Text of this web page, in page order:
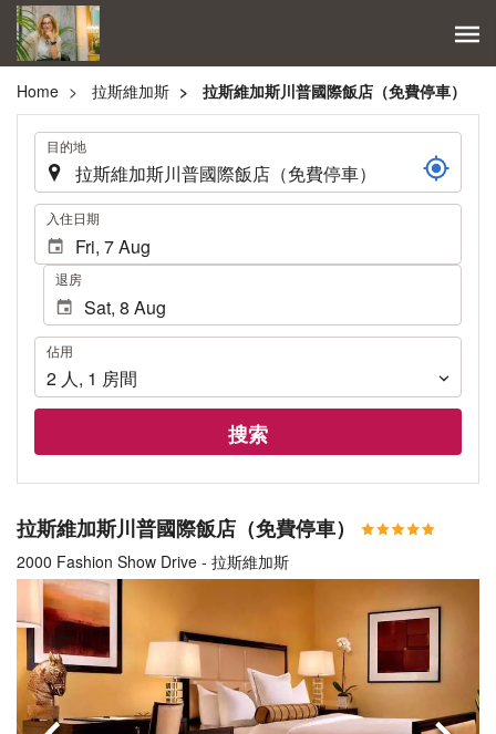
Home 拉斯維加斯 拉斯維加斯川普國際飯店（免費停車）
. 目的地
. 入住日期
退房
佔
用
佔用
2 人, 1 房間
搜索
拉斯維加斯川普國際飯店（免費停車）
2000 Fashion Show Drive - 拉斯維加斯